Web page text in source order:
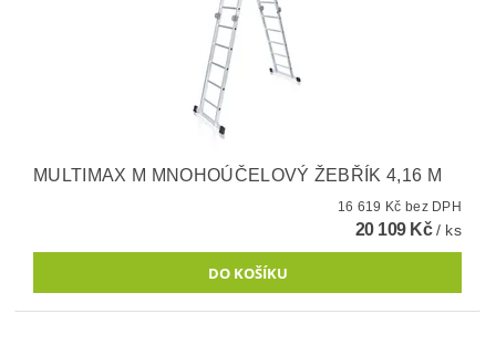
MULTIMAX M MNOHOÚČELOVÝ ŽEBŘÍK 4,16 M
16 619 Kč bez DPH
20 109 Kč/ ks